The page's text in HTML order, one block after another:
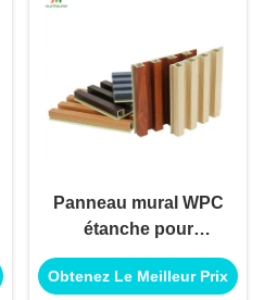
Panneau mural WPC
étanche pour
application de
système de
Obtenez Le Meilleur Prix